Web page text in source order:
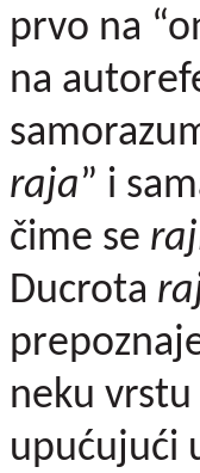
prvo na
na
raja” i
čime se
Ducrota
neku vrstu
upućujući